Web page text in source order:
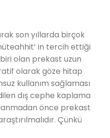
son yıllarda birçok
in tercih ettiği
olan prekast uzun
olarak göze hitap
kullanım sağlaması
dış cephe kaplama
önce prekast
Çünkü